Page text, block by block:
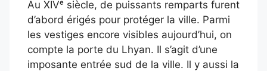
Au XIVᵉ siècle, de puissants remparts furent
d’abord érigés pour protéger la ville. Parmi
les vestiges encore visibles aujourd’hui, on
compte la porte du Lhyan. Il s’agit d’une
imposante entrée sud de la ville. Il y aussi la